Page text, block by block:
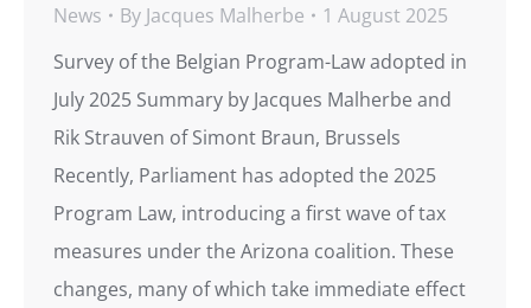
News By Jacques Malherbe
1 August 2025
Survey of the Belgian Program-Law adopted in
July 2025 Summary by Jacques Malherbe and
Rik Strauven of Simont Braun, Brussels
Recently, Parliament has adopted the 2025
Program Law, introducing a first wave of tax
measures under the Arizona coalition. These
changes, many of which take immediate effect